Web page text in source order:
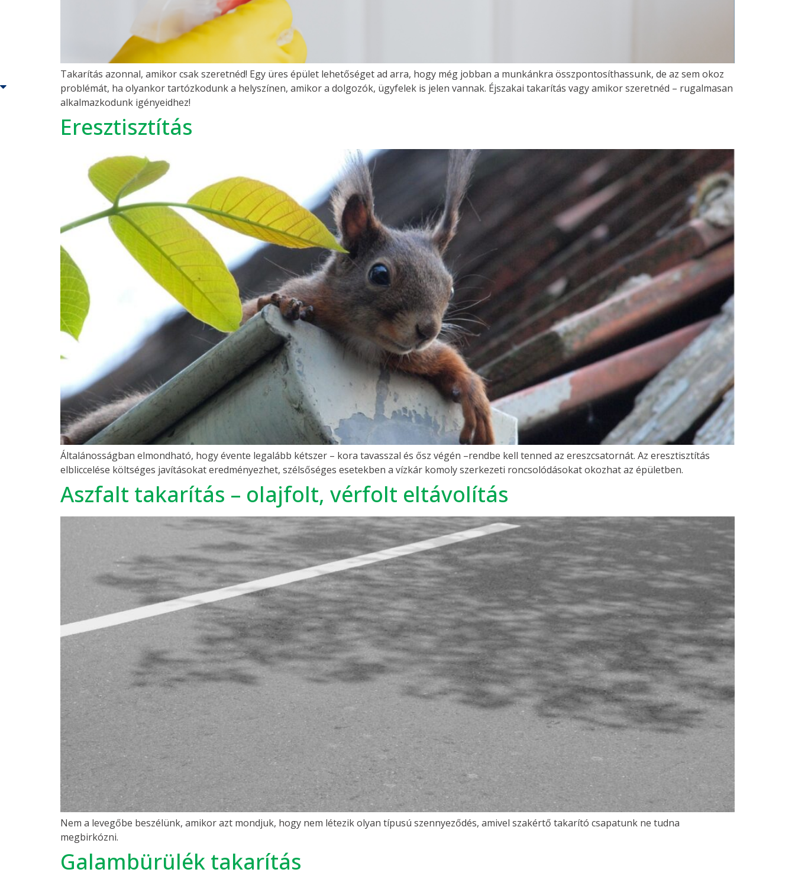
Takarítás azonnal, amikor csak szeretnéd! Egy üres épület lehetőséget ad arra, hogy még jobban a munkánkra összpontosíthassunk, de az sem okoz
problémát, ha olyankor tartózkodunk a helyszínen, amikor a dolgozók, ügyfelek is jelen vannak. Éjszakai takarítás vagy amikor szeretnéd – rugalmasan
alkalmazkodunk igényeidhez!
Eresztisztítás
Általánosságban elmondható, hogy évente legalább kétszer – kora tavasszal és ősz végén –rendbe kell tenned az ereszcsatornát. Az eresztisztítás
elbliccelése költséges javításokat eredményezhet, szélsőséges esetekben a vízkár komoly szerkezeti roncsolódásokat okozhat az épületben.
Aszfalt takarítás – olajfolt, vérfolt eltávolítás
Nem a levegőbe beszélünk, amikor azt mondjuk, hogy nem létezik olyan típusú szennyeződés, amivel szakértő takarító csapatunk ne tudna
megbirkózni.
Galambürülék takarítás